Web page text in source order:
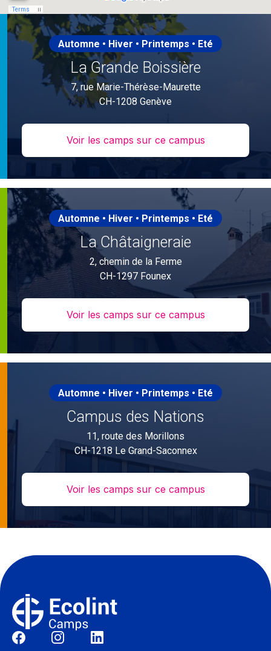
Automne • Hiver • Printemps • Eté
La Grande Boissière
7, rue Marie-Thérèse-Maurette
CH-1208 Genève
Voir les camps sur ce campus
Automne • Hiver • Printemps • Eté
La Châtaigneraie
2, chemin de la Ferme
CH-1297 Founex
Voir les camps sur ce campus
Automne • Hiver • Printemps • Eté
Campus des Nations
11, route des Morillons
CH-1218 Le Grand-Saconnex
Voir les camps sur ce campus
Sociale